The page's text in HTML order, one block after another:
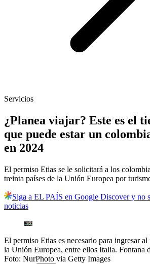
Servicios
¿Planea viajar? Este es el
que puede estar un
en 2024
El permiso Etias se le solicitará a los
treinta países de la Unión Europea por
Siga a EL PAÍS en Google Discover y no
noticias
El permiso Etias es necesario para ingresar al
la Unión Europea, entre ellos Italia. Fontana
Foto: NurPhoto via Getty Images